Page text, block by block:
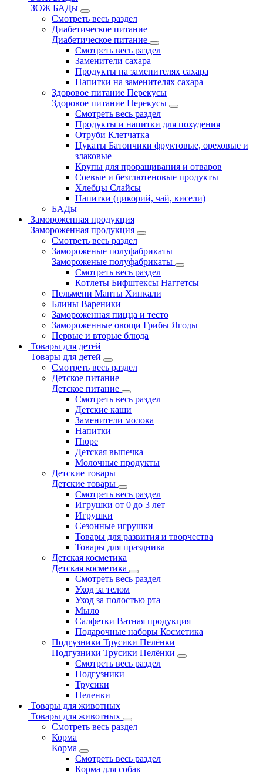
ЗОЖ БАДы
Смотреть весь раздел
Диабетическое питание
Диабетическое питание
Смотреть весь раздел
Заменители сахара
Продукты на заменителях сахара
Напитки на заменителях сахара
Здоровое питание Перекусы
Здоровое питание Перекусы
Смотреть весь раздел
Продукты и напитки для похудения
Отруби Клетчатка
Цукаты Батончики фруктовые, ореховые и
злаковые
Крупы для проращивания и отваров
Соевые и безглютеновые продукты
Хлебцы Слайсы
Напитки (цикорий, чай, кисели)
БАДы
Замороженная продукция
Замороженная продукция
Смотреть весь раздел
Замороженые полуфабрикаты
Замороженые полуфабрикаты
Смотреть весь раздел
Котлеты Бифштексы Наггетсы
Пельмени Манты Хинкали
Блины Вареники
Замороженная пицца и тесто
Замороженные овощи Грибы Ягоды
Первые и вторые блюда
Товары для детей
Товары для детей
Смотреть весь раздел
Детское питание
Детское питание
Смотреть весь раздел
Детские каши
Заменители молока
Напитки
Пюре
Детская выпечка
Молочные продукты
Детские товары
Детские товары
Смотреть весь раздел
Игрушки от 0 до 3 лет
Игрушки
Сезонные игрушки
Товары для развития и творчества
Товары для праздника
Детская косметика
Детская косметика
Смотреть весь раздел
Уход за телом
Уход за полостью рта
Мыло
Салфетки Ватная продукция
Подарочные наборы Косметика
Подгузники Трусики Пелёнки
Подгузники Трусики Пелёнки
Смотреть весь раздел
Подгузники
Трусики
Пеленки
Товары для животных
Товары для животных
Смотреть весь раздел
Корма
Корма
Смотреть весь раздел
Корма для собак